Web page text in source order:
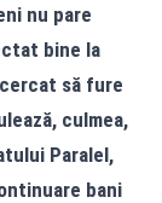
nu pare
bine la
să fure
culmea,
Paralel,
bani